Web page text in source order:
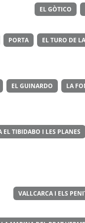
EL GÒTICO
PORTA EL TURO DE
EL GUINARDO LA
EL TIBIDABO I LES PLANES
VALLCARCA I ELS